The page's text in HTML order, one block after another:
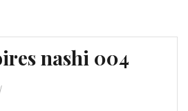
nashi 004